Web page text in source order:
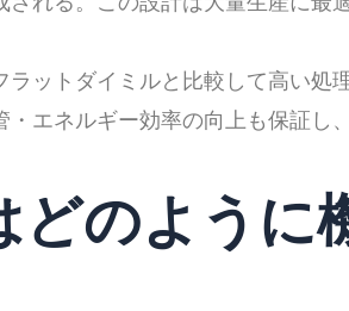
ットダイミルと比較して高い処
エネルギー効率の向上も保証し
どのように